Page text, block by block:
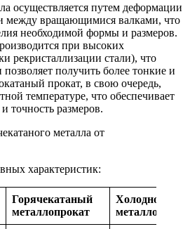
осуществляется путем деформации
между вращающимися валками, что
необходимой формы и размеров.
при высоких
рекристаллизации стали), что
получить более тонкие и
прокат, в свою очередь,
температуре, что обеспечивает
точность размеров.
металла от
характеристик:
Горячекатаный
металлопрокат